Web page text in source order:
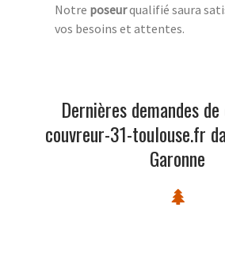
Notre poseurqualifié saura
vos besoins et attentes.
Dernières demandes
couvreur-31-toulouse.fr
Garonne